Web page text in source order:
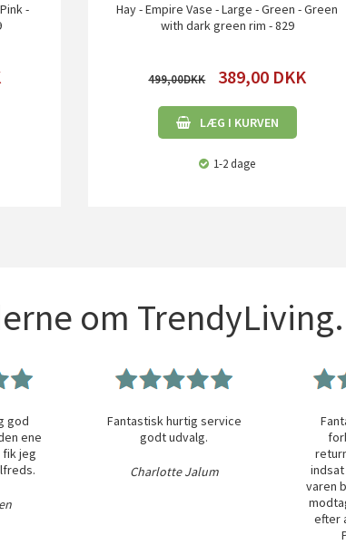
-
Hay - Empire Vase - Large - Green - Green
with dark green rim - 829
499,00 389,00 DKK
LÆG I KURVEN
1-2 dage
om
god
ene
jeg
Fantastisk hurtig service
godt udvalg.
Charlotte Jalum
varen
efter